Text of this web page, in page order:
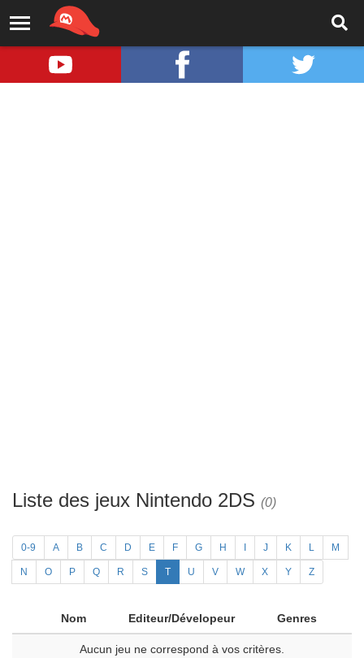
Liste des jeux Nintendo 2DS (0)
0-9 A B C D E F G H J K L M
N O P Q R S T U V W X Y Z
Nom Editeur/Dévelopeur Genres
Aucun jeu ne correspond à vos critères.